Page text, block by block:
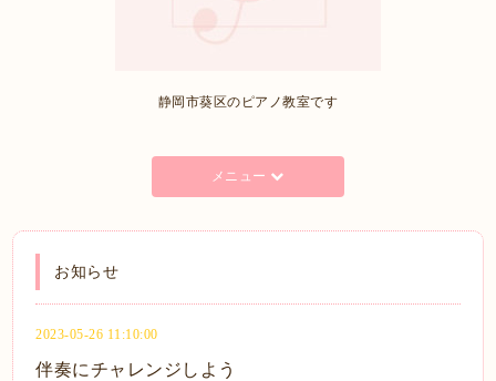
静岡市葵区のピアノ教室です
メニュー
お知らせ
2023-05-26 11:10:00
伴奏にチャレンジしよう